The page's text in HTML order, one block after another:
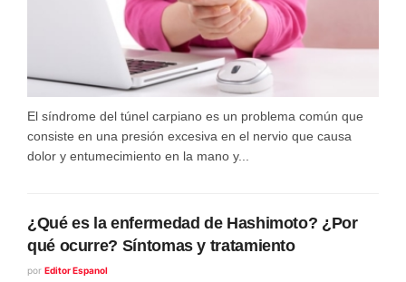
El síndrome del túnel carpiano es un problema común que
consiste en una presión excesiva en el nervio que causa
dolor y entumecimiento en la mano y...
¿Qué es la enfermedad de Hashimoto? ¿Por
qué ocurre? Síntomas y tratamiento
por Editor Espanol